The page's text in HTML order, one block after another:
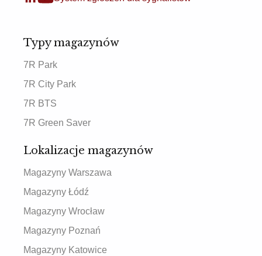
Typy magazynów
7R Park
7R City Park
7R BTS
7R Green Saver
Lokalizacje magazynów
Magazyny Warszawa
Magazyny Łódź
Magazyny Wrocław
Magazyny Poznań
Magazyny Katowice